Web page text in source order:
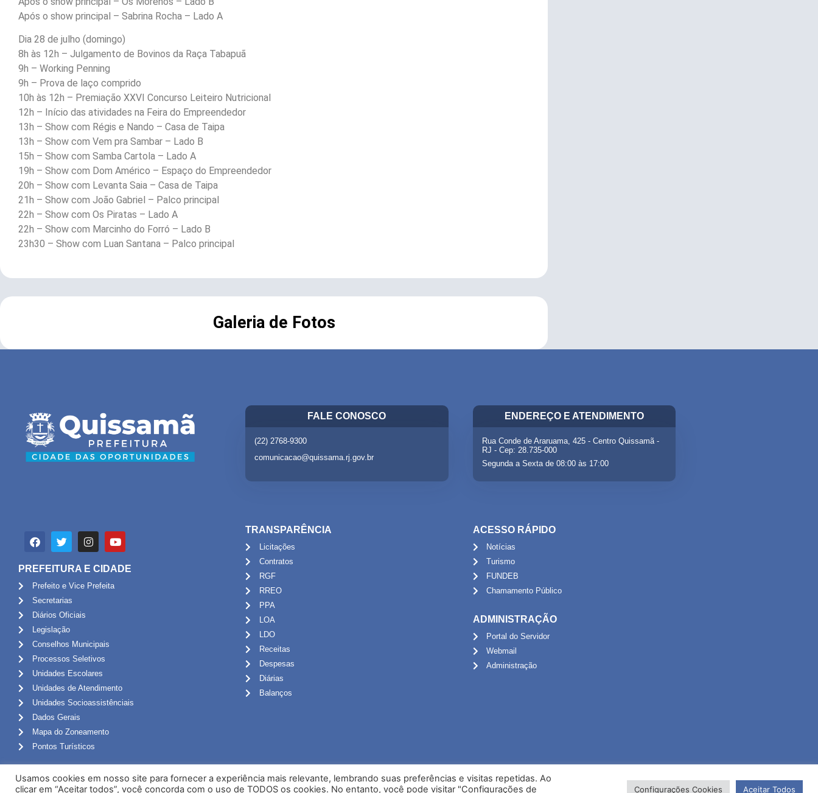
Após o show principal – Sabrina Rocha – Lado A
Dia 28 de julho (domingo)
8h às 12h – Julgamento de Bovinos da Raça Tabapuã
9h – Working Penning
9h – Prova de laço comprido
10h às 12h – Premiação XXVI Concurso Leiteiro Nutricional
12h – Início das atividades na Feira do Empreendedor
13h – Show com Régis e Nando – Casa de Taipa
13h – Show com Vem pra Sambar – Lado B
15h – Show com Samba Cartola – Lado A
19h – Show com Dom Américo – Espaço do Empreendedor
20h – Show com Levanta Saia – Casa de Taipa
21h – Show com João Gabriel – Palco principal
22h – Show com Os Piratas – Lado A
22h – Show com Marcinho do Forró – Lado B
23h30 – Show com Luan Santana – Palco principal
Galeria de Fotos
FALE CONOSCO
(22) 2768-9300
comunicacao@quissama.rj.gov.br
ENDEREÇO E ATENDIMENTO
Rua Conde de Araruama, 425 - Centro Quissamã -
RJ - Cep: 28.735-000
Segunda a Sexta de 08:00 às 17:00
PREFEITURA E CIDADE
Prefeito e Vice Prefeita
Secretarias
Diários Oficiais
Legislação
Conselhos Municipais
Processos Seletivos
Unidades Escolares
Unidades de Atendimento
Unidades Socioassistênciais
Dados Gerais
Mapa do Zoneamento
Pontos Turísticos
TRANSPARÊNCIA
Licitações
Contratos
RGF
RREO
PPA
LOA
LDO
Receitas
Despesas
Diárias
Balanços
ACESSO RÁPIDO
Notícias
Turismo
FUNDEB
Chamamento Público
ADMINISTRAÇÃO
Portal do Servidor
Webmail
Administração
Usamos cookies em nosso site para fornecer a experiência mais relevante, lembrando suas preferências e visitas repetidas. Ao
clicar em “Aceitar todos”, você concorda com o uso de TODOS os cookies. No entanto, você pode visitar "Configurações de
Configurações Cookies Aceitar Todos